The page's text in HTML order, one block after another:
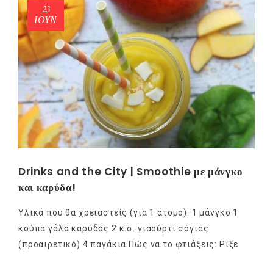
23
ΙΟΎΝ
Drinks and the City | Smoothie με μάνγκο
και καρύδα!
Υλικά που θα χρειαστείς (για 1 άτομο): 1 μάνγκο 1
κούπα γάλα καρύδας 2 κ.σ. γιαούρτι σόγιας
(προαιρετικό) 4 παγάκια Πώς να το φτιάξεις: Ρίξε